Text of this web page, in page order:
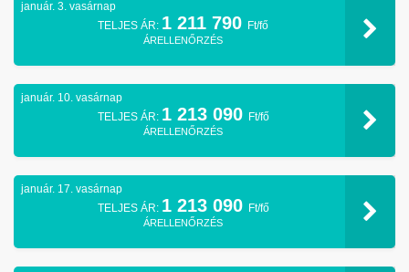
január. 3. vasárnap
TELJES ÁR: 1 211 790 Ft/fő
ÁRELLENŐRZÉS
január. 10. vasárnap
TELJES ÁR: 1 213 090 Ft/fő
ÁRELLENŐRZÉS
január. 17. vasárnap
TELJES ÁR: 1 213 090 Ft/fő
ÁRELLENŐRZÉS